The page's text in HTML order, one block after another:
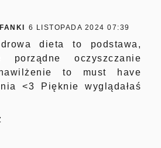
6 LISTOPADA 2024 07:39
dieta to podstawa,
porządne oczyszczanie
to must have
<3 Pięknie wyglądałaś